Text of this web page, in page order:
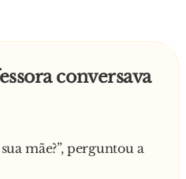
conversava
mãe?”, perguntou a